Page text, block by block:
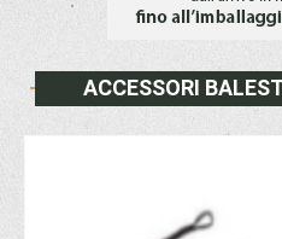
ACCESSORI